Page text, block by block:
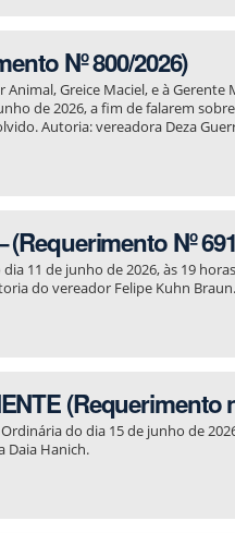
Nº 800/2026)
Animal, Greice Maciel, e à
de 2026, a fim de falarem
Autoria: vereadora Deza
Nº
dia 11 de junho de 2026, às 19
do vereador Felipe Kuhn Braun.
(Requerimento
do dia 15 de junho de
Daia Hanich.